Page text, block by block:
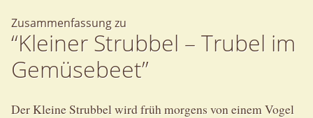
Zusammenfassung zu
“Kleiner Strubbel – Trubel im
Gemüsebeet”
Der Kleine Strubbel wird früh morgens von einem Vogel